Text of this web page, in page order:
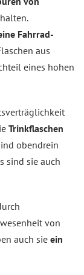
Fahrrad-
aus
eines hohen
Trinkflaschen
obendrein
sind sie auch
von
auch sie ein